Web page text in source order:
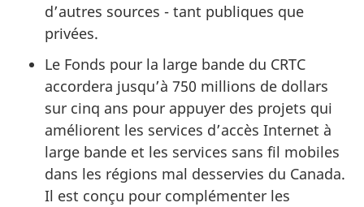
d’autres sources - tant publiques que
privées.
Le Fonds pour la large bande du CRTC
accordera jusqu’à 750 millions de dollars
sur cinq ans pour appuyer des projets qui
améliorent les services d’accès Internet à
large bande et les services sans fil mobiles
dans les régions mal desservies du Canada.
Il est conçu pour complémenter les